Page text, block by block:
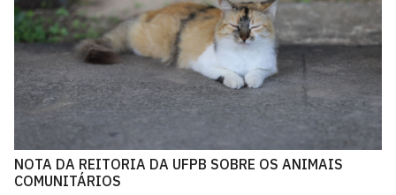
NOTA DA REITORIA DA UFPB SOBRE OS ANIMAIS
COMUNITÁRIOS